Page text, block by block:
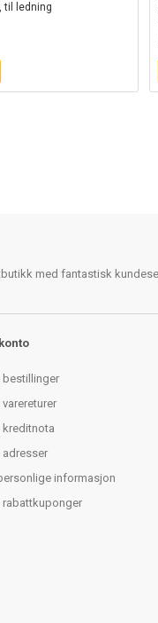
til ledning
med fantastisk
bestillinger
varereturer
kreditnota
adresser
informasjon
rabattkuponger